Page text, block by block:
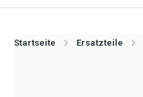
Startseite Ersatzteile